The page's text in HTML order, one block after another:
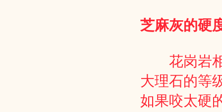
芝麻灰的硬
花岗岩相
大理石的等
如果咬太硬